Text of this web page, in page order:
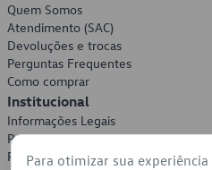
Quem Somos
Atendimento (SAC)
Devoluções e trocas
Perguntas Frequentes
Como comprar
Institucional
Informações Legais
Política de Privacidade
Política de Cookies
Para otimizar sua